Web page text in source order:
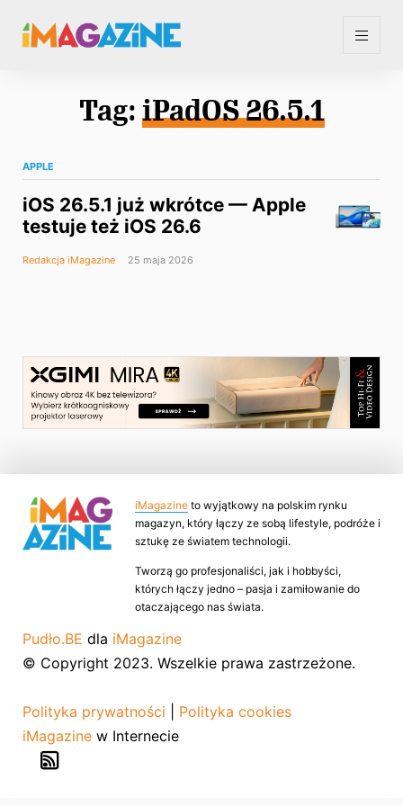
Tag: iPadOS 26.5.1
APPLE
iOS 26.5.1 już wkrótce — Apple
testuje też iOS 26.6
Redakcja iMagazine 25 maja 2026
iMagazine to wyjątkowy na polskim rynku
magazyn, który łączy ze sobą lifestyle, podróże i
sztukę ze światem technologii.
Tworzą go profesjonaliści, jak i hobbyści,
których łączy jedno – pasja i zamiłowanie do
otaczającego nas świata.
Pudło.BE dla iMagazine
© Copyright 2023. Wszelkie prawa zastrzeżone.
Polityka prywatności
Polityka cookies
iMagazine w Internecie